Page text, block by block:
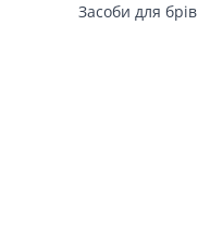
Засоби для брів